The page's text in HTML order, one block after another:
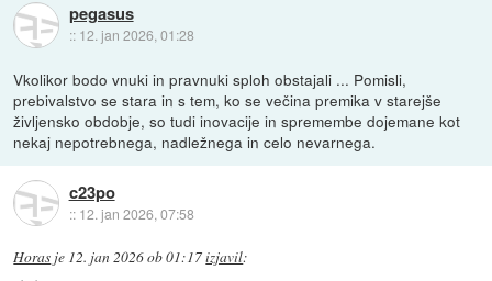
pegasus
:: 12. jan 2026, 01:28
Vkolikor bodo vnuki in pravnuki sploh obstajali ... Pomisli,
prebivalstvo se stara in s tem, ko se večina premika v starejše
življensko obdobje, so tudi inovacije in spremembe dojemane kot
nekaj nepotrebnega, nadležnega in celo nevarnega.
c23po
:: 12. jan 2026, 07:58
Horas je 12. jan 2026 ob 01:17izjavil: